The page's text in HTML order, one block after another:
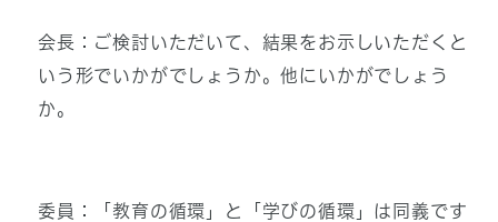
会長：ご検討いただいて、結果をお示しいただくと
いう形でいかがでしょうか。他にいかがでしょう
か。
委員：「教育の循環」と「学びの循環」は同義です